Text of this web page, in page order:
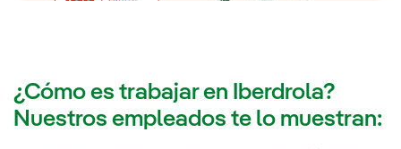
¿Cómo es trabajar en Iberdrola?
Nuestros empleados te lo muestran: